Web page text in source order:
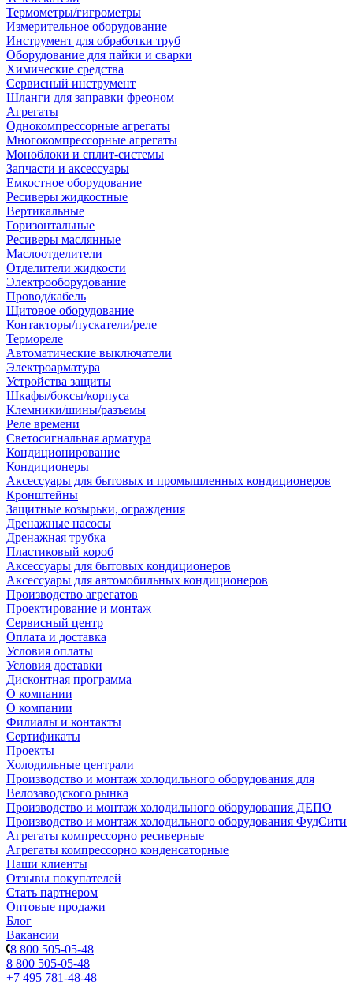
Термометры/гигрометры
Измерительное оборудование
Инструмент для обработки труб
Оборудование для пайки и сварки
Химические средства
Сервисный инструмент
Шланги для заправки фреоном
Агрегаты
Однокомпрессорные агрегаты
Многокомпрессорные агрегаты
Моноблоки и сплит-системы
Запчасти и аксессуары
Емкостное оборудование
Ресиверы жидкостные
Вертикальные
Горизонтальные
Ресиверы маслянные
Маслоотделители
Отделители жидкости
Электрооборудование
Провод/кабель
Щитовое оборудование
Контакторы/пускатели/реле
Термореле
Автоматические выключатели
Электроарматура
Устройства защиты
Шкафы/боксы/корпуса
Клемники/шины/разъемы
Реле времени
Светосигнальная арматура
Кондиционирование
Кондиционеры
Аксессуары для бытовых и промышленных кондиционеров
Кронштейны
Защитные козырьки, ограждения
Дренажные насосы
Дренажная трубка
Пластиковый короб
Аксессуары для бытовых кондиционеров
Аксессуары для автомобильных кондиционеров
Производство агрегатов
Проектирование и монтаж
Сервисный центр
Оплата и доставка
Условия оплаты
Условия доставки
Дисконтная программа
О компании
О компании
Филиалы и контакты
Сертификаты
Проекты
Холодильные централи
Производство и монтаж холодильного оборудования для
Велозаводского рынка
Производство и монтаж холодильного оборудования ДЕПО
Производство и монтаж холодильного оборудования ФудСити
Агрегаты компрессорно ресиверные
Агрегаты компрессорно конденсаторные
Наши клиенты
Отзывы покупателей
Стать партнером
Оптовые продажи
Блог
Вакансии
8 800 505-05-48
8 800 505-05-48
+7 495 781-48-48